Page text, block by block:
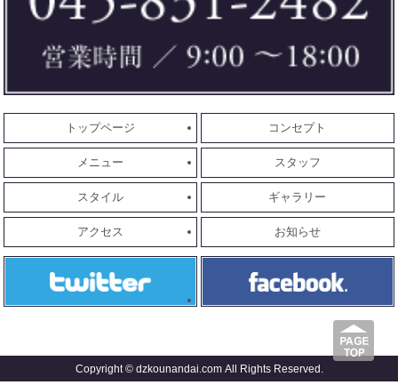
トップページ コンセプト
メニュー スタッフ
スタイル ギャラリー
アクセス お知らせ
Copyright © dzkounandai.com All Rights Reserved.